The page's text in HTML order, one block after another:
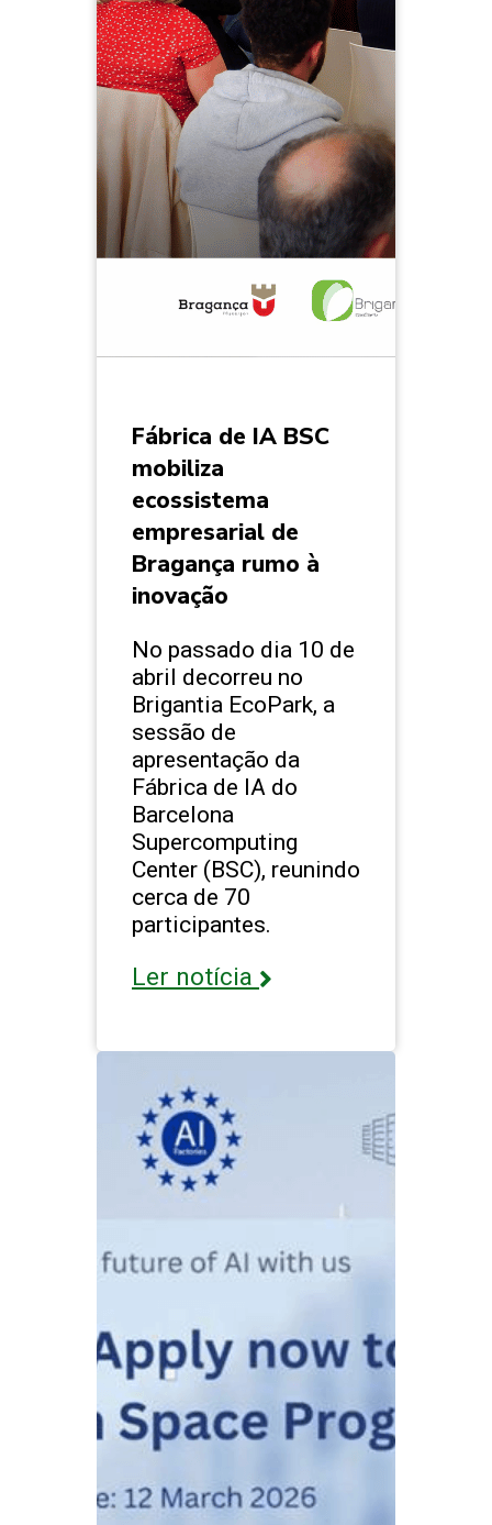
Fábrica de IA BSC
mobiliza
ecossistema
empresarial de
Bragança rumo à
inovação
No passado dia 10 de
abril decorreu no
Brigantia EcoPark, a
sessão de
apresentação da
Fábrica de IA do
Barcelona
Supercomputing
Center (BSC), reunindo
cerca de 70
participantes.
Ler notícia